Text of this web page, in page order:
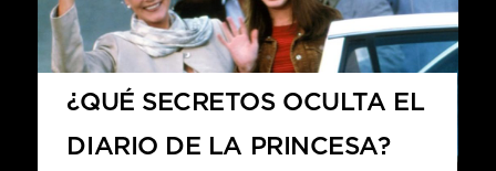
¿QUÉ SECRETOS OCULTA EL
DIARIO DE LA PRINCESA?